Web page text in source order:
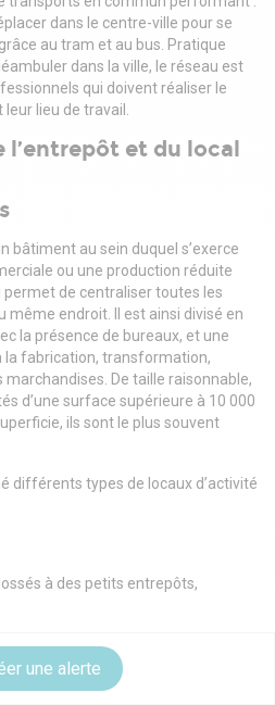
une alerte
dans le centre-ville pour se
au tram et au bus. Pratique
dans la ville, le réseau est
qui doivent réaliser le
lieu de travail.
l’entrepôt et du local
bâtiment au sein duquel s’exerce
ou une production réduite
permet de centralisertoutes les
même endroit. Il est ainsi divisé en
la présence de bureaux, et une
la fabrication, transformation,
De taille raisonnable,
d’une surface supérieure à 10 000
ils sont le plus souvent
différents types de locaux d’activité
à des petits entrepôts,